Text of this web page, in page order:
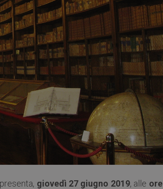
giovedì 27 giugno 2019, alle ore